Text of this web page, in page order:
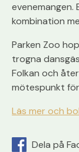
evenemangen.
kombination
Parken Zoo hop
trogna dans
Folkan och
mötespunkt
Läs mer och
Dela på